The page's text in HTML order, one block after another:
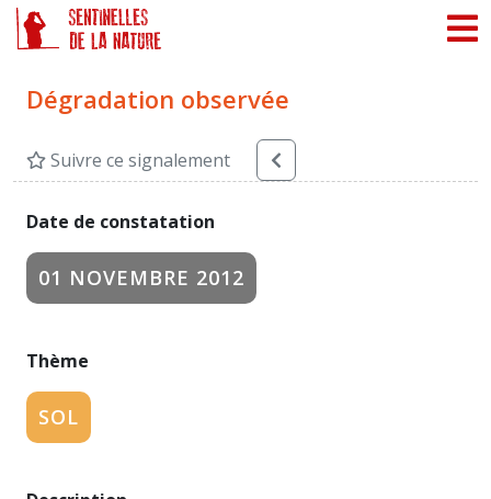
Dégradation observée
Suivre ce signalement
Date de constatation
01 NOVEMBRE 2012
Thème
SOL
Panneau de gestion des cookies